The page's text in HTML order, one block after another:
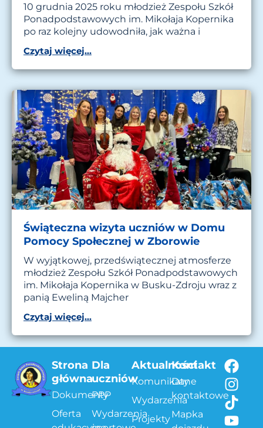
10 grudnia 2025 roku młodzież Zespołu Szkół
Ponadpodstawowych im. Mikołaja Kopernika
po raz kolejny udowodniła, jak ważna i
Czytaj więcej...
Świąteczna wizyta uczniów w Domu
Pomocy Społecznej w Zborowie
W wyjątkowej, przedświątecznej atmosferze
młodzież Zespołu Szkół Ponadpodstawowych
im. Mikołaja Kopernika w Busku-Zdroju wraz z
panią Eweliną Majcher
Czytaj więcej...
Strona
główna
Dokumenty
Oferta
Dla
uczniów
PPP
Wydarzenia
Aktualności
Komunikaty
Wydarzenia
Projekty
Kontakt
Dane
kontaktowe
Mapka